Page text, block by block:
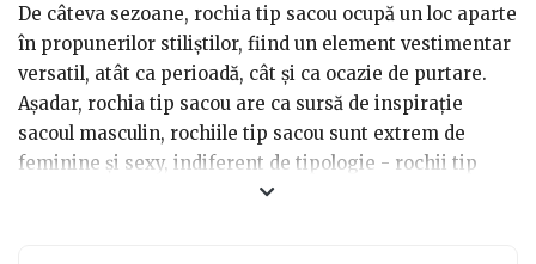
De câteva sezoane, rochia tip sacou ocupă un loc aparte
în propunerilor stiliștilor, fiind un element vestimentar
versatil, atât ca perioadă, cât și ca ocazie de purtare.
Așadar, rochia tip sacou are ca sursă de inspirație
sacoul masculin, rochiile tip sacou sunt extrem de
feminine și sexy, indiferent de tipologie - rochii tip
sacou destructurate, oversized. Cele mai multe